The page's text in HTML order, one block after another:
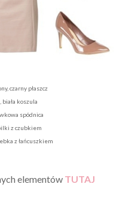
czarny płaszcz
biała koszula
spódnica
z czubkiem
z łańcuszkiem
elementów TUTAJ